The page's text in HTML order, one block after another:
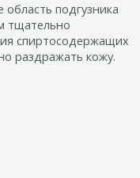
подгузника
тщательно
спиртосодержащих
раздражать кожу.